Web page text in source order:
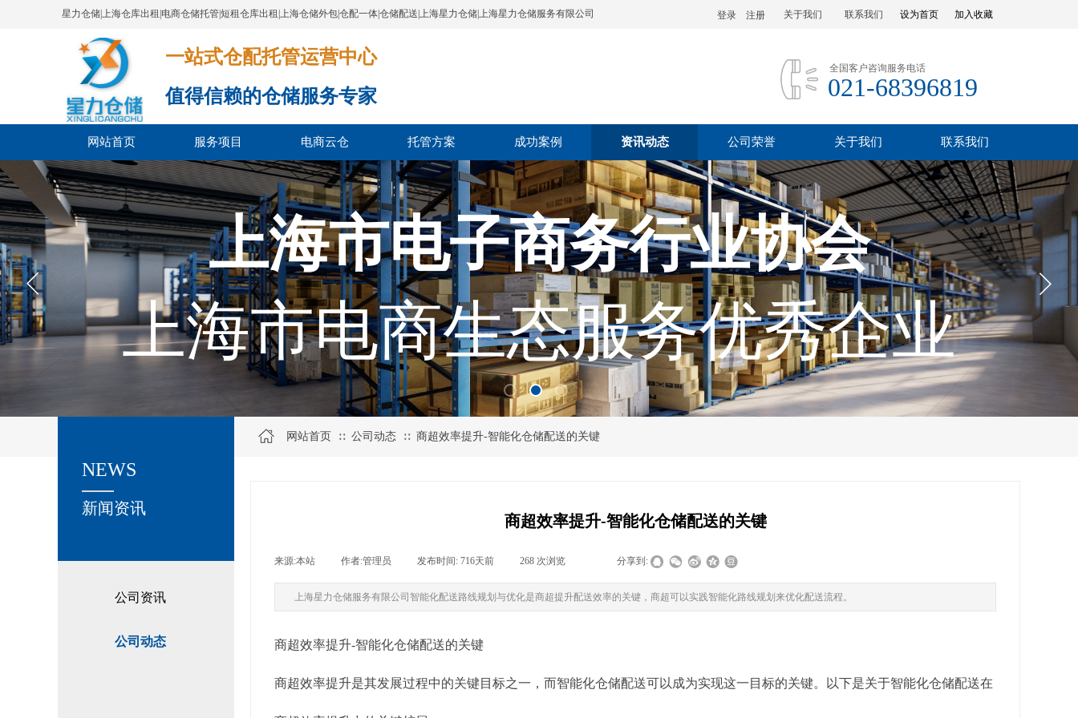
星力仓储|上海仓库出租|电商仓储托管|短租仓库出租|上海仓储外包|仓配一体|仓储配送|上海星力仓储|上海星力仓储服务有限公司 设为首页 加入收藏
登录 注册 联系我们
关于我们
一站式仓配托管运营中心​​​​​​​​​​​​​​​​​
值得信赖的仓储服务专家
全国客户咨询服务电话
021-68396819
网站首页 服务项目 电商云仓 托管方案 成功案例 资讯动态 公司荣誉 关于我们 联系我们
上海市电子商务行业协会
上海市电商生态服务优秀企业
公司资讯
公司动态
关于我们
新闻资讯
NEWS
网站首页 ∷ 公司动态 ∷ 商超效率提升-智能化仓储配送的关键
商超效率提升-智能化仓储配送的关键
来源:本站 作者:管理员 发布时间: 716天前 268 次浏览 分享到:
上海星力仓储服务有限公司智能化配送路线规划与优化是商超提升配送效率的关键，商超可以实践智能化路线规划来优化配送流程。
商超效率提升-智能化仓储配送的关键
商超效率提升是其发展过程中的关键目标之一，而智能化仓储配送可以成为实现这一目标的关键。以下是关于智能化仓储配送在